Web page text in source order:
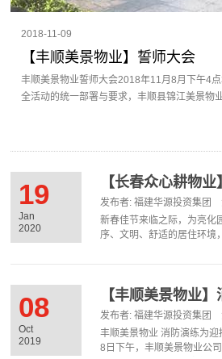
2018-11-09
【丰顺美景物业】誓师大会
丰顺美景物业誓师大会2018年11月8月下午4
全活动的统一部署与要求，丰顺县锦江美景物
表会前动员讲话，倡导树立正确品质意识和安
谐、健康的小区而共同努力。
19
Jan
2020
【长春众心耕物
发布者: 福建华源投资集团
新春佳节来临之际，为亮化
序、文明、舒适的居住环境
外服务窗口形象，对服务中
能给物业工作人员自身带来
力，确保业户度过一个安全
08
Oct
2019
【丰顺美景物业
发布者: 福建华源投资集团
丰顺美景物业 消防演练为迎接“全国消防日”，2019年11月
8日下午，丰顺美景物业公